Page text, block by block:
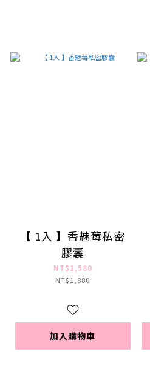
【 1入 】香魅莓私密
膠囊
NT$1,580
NT$1,880
加入購物車